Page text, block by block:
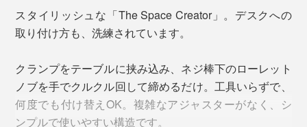
cm。A4の書類（21×29.7cm）がちょうど収まります
が、レターパックなどちょっと大きめのものでも、左右
表面は、微細な凹凸をつけた塗装加工。光沢感を抑えつ
つ、マットになりすぎない絶妙な風合いで、スチールに
も木にも合わせやすい質感。キズも目立ちにくくなって
います。
角を丸く加工し、スチールの断面もなめらかに面取りし
て、安全面にも配慮しています。
スタイリッシュな「The Space Creator」。デスクへの
取り付け方も、洗練されています。
クランプをテーブルに挟み込み、ネジ棒下のローレット
ノブを手でクルクル回して締めるだけ。工具いらずで、
何度でも付け替えOK。複雑なアジャスターがなく、シ
ンプルで使いやすい構造です。